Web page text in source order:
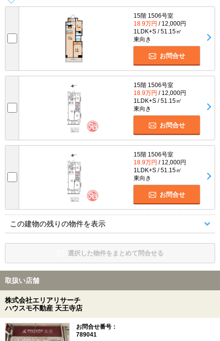
15階 1506号室
18.9万円 / 12,000円
1LDK+S / 51.15㎡
東向き
お問合せ
15階 1506号室
18.9万円 / 12,000円
1LDK+S / 51.15㎡
東向き
お問合せ
15階 1506号室
18.9万円 / 12,000円
1LDK+S / 51.15㎡
東向き
お問合せ
この建物の残りの物件を表示
選択した物件をまとめて問合せる
取扱い店舗
株式会社エリアリサーチ
ハウスモ不動産 天王寺店
お問合せ番号：
789041